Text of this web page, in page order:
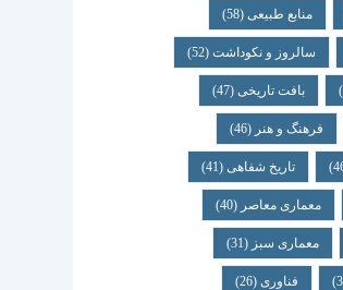
منابع طبیعی(58)
سالروز و نکوداشت(52)
بافت تاریخی(47)
فرهنگ و هنر (46)
تاریخ شفاهی(41)
معماری معاصر (40)
معماری سبز (31)
فناوری(26)